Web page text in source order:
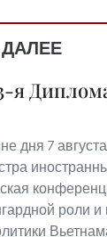
я
дня 7
роли